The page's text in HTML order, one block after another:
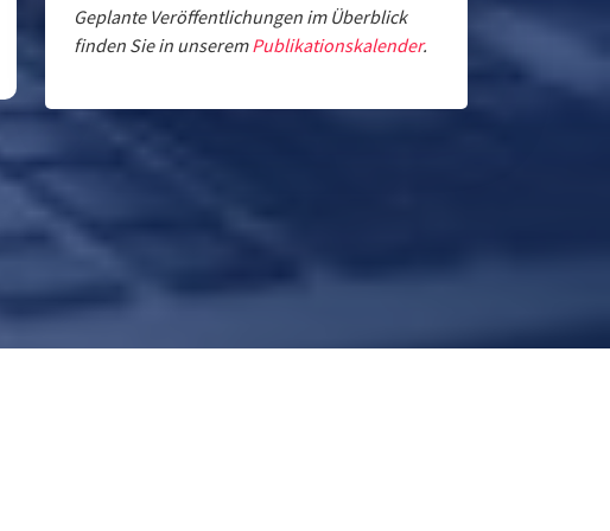
Geplante Veröffentlichungen im Überblick
finden Sie in unseremPublikationskalender.